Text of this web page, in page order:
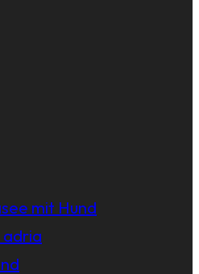
mit Hund
adria